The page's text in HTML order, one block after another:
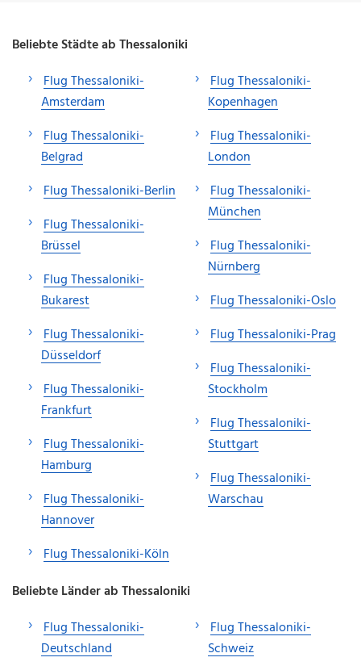
Beliebte Städte ab Thessaloniki
Flug Thessaloniki-
Amsterdam
Flug Thessaloniki-
Belgrad
Flug Thessaloniki-Berlin
Flug Thessaloniki-
Brüssel
Flug Thessaloniki-
Bukarest
Flug Thessaloniki-
Düsseldorf
Flug Thessaloniki-
Frankfurt
Flug Thessaloniki-
Hamburg
Flug Thessaloniki-
Hannover
Flug Thessaloniki-Köln
Flug Thessaloniki-
Kopenhagen
Flug Thessaloniki-
London
Flug Thessaloniki-
München
Flug Thessaloniki-
Nürnberg
Flug Thessaloniki-Oslo
Flug Thessaloniki-Prag
Flug Thessaloniki-
Stockholm
Flug Thessaloniki-
Stuttgart
Flug Thessaloniki-
Warschau
Beliebte Länder ab Thessaloniki
Flug Thessaloniki-
Deutschland
Flug Thessaloniki-
Schweiz